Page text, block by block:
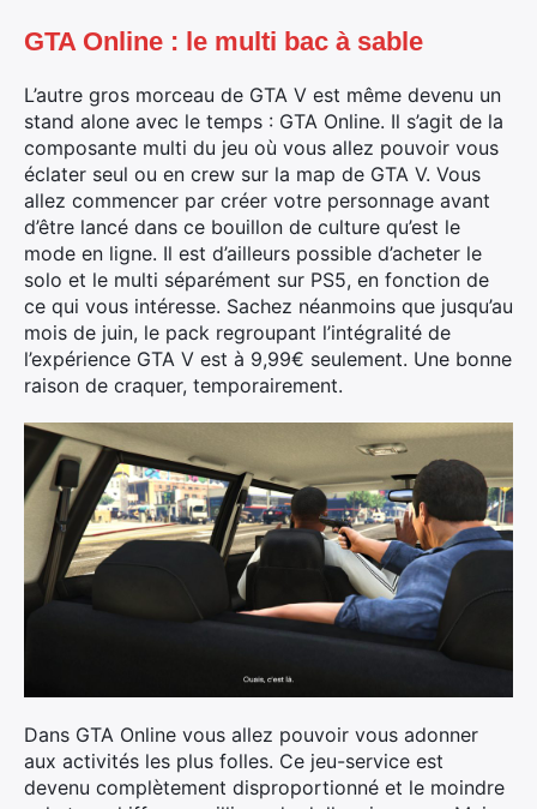
GTA Online : le multi bac à sable
L’autre gros morceau de GTA V est même devenu un
stand alone avec le temps : GTA Online. Il s’agit de la
composante multi du jeu où vous allez pouvoir vous
éclater seul ou en crew sur la map de GTA V. Vous
allez commencer par créer votre personnage avant
d’être lancé dans ce bouillon de culture qu’est le
mode en ligne. Il est d’ailleurs possible d’acheter le
solo et le multi séparément sur PS5, en fonction de
ce qui vous intéresse. Sachez néanmoins que jusqu’au
mois de juin, le pack regroupant l’intégralité de
l’expérience GTA V est à 9,99€ seulement. Une bonne
raison de craquer, temporairement.
Dans GTA Online vous allez pouvoir vous adonner
aux activités les plus folles. Ce jeu-service est
devenu complètement disproportionné et le moindre